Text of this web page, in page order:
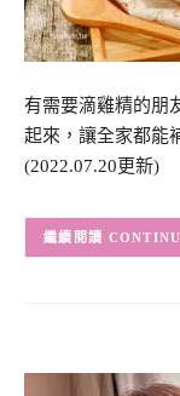
有需要滴雞精的朋
起來，讓全家都能
(2022.07.20更新)